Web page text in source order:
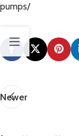
pumps/
Newer